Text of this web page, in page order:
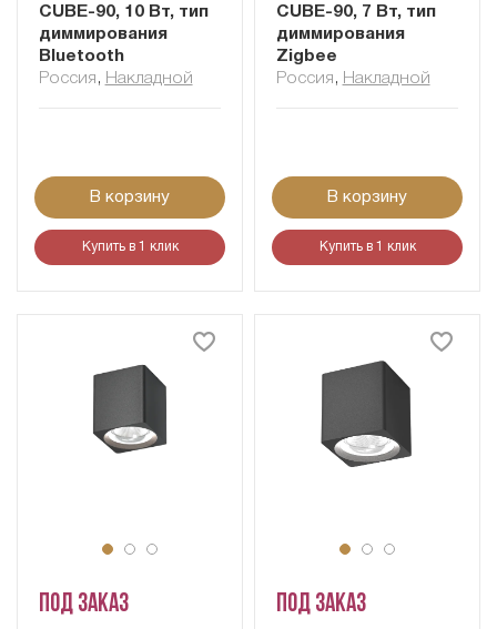
CUBE-90, 10 Вт, тип
диммирования
Bluetooth
Россия , Накладной
В корзину
Купить в 1 клик
CUBE-90, 7 Вт, тип
диммирования
Zigbee
Россия , Накладной
В корзину
Купить в 1 клик
Под заказ Под заказ